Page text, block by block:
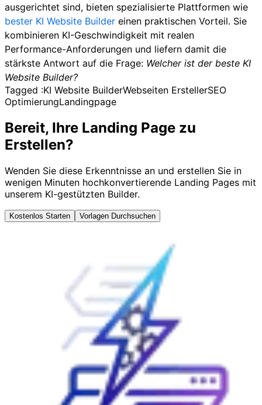
ausgerichtet sind, bieten spezialisierte Plattformen wie
bester KI Website Builder einen praktischen Vorteil. Sie
kombinieren KI-Geschwindigkeit mit realen
Performance-Anforderungen und liefern damit die
stärkste Antwort auf die Frage: Welcher ist der beste KI
Website Builder?
Tagged :KI Website BuilderWebseiten ErstellerSEO
OptimierungLandingpage
Bereit, Ihre Landing Page zu
Erstellen?
Wenden Sie diese Erkenntnisse an und erstellen Sie in
wenigen Minuten hochkonvertierende Landing Pages mit
unserem KI-gestützten Builder.
Kostenlos Starten Vorlagen Durchsuchen